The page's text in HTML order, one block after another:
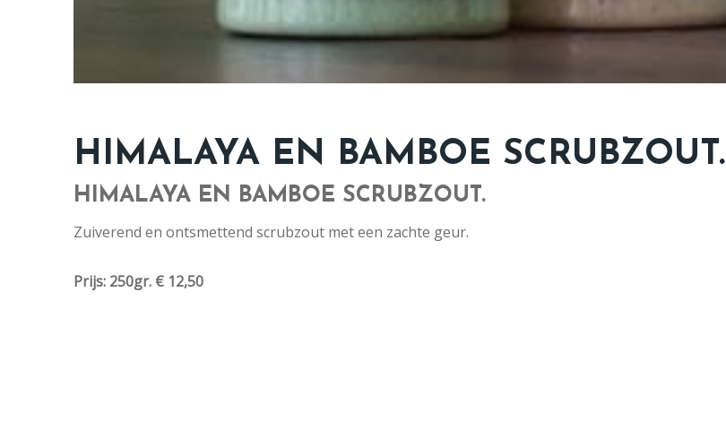
HIMALAYA EN BAMBOE SCRUBZOUT.
HIMALAYA EN BAMBOE SCRUBZOUT.
Zuiverend en ontsmettend scrubzout met een zachte geur.
Prijs: 250gr. € 12,50